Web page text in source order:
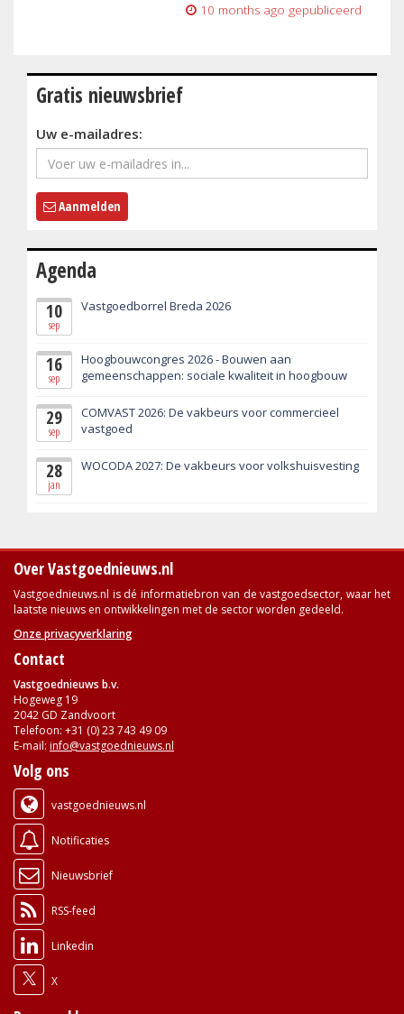
10 months ago gepubliceerd
Gratis nieuwsbrief
Uw e-mailadres:
Aanmelden
Agenda
10
sep
Vastgoedborrel Breda 2026
16
sep
Hoogbouwcongres 2026 - Bouwen aan
gemeenschappen: sociale kwaliteit in hoogbouw
29
sep
COMVAST 2026: De vakbeurs voor commercieel
vastgoed
28
jan
WOCODA 2027: De vakbeurs voor volkshuisvesting
Over Vastgoednieuws.nl
Vastgoednieuws.nl is dé informatiebron van de vastgoedsector, waar het
laatste nieuws en ontwikkelingen met de sector worden gedeeld.
Onze privacyverklaring
Contact
Vastgoednieuws b.v.
Hogeweg 19
2042 GD Zandvoort
Telefoon: +31 (0) 23 743 49 09
E-mail: info@vastgoednieuws.nl
Volg ons
vastgoednieuws.nl
Notificaties
Nieuwsbrief
RSS-feed
Linkedin
X